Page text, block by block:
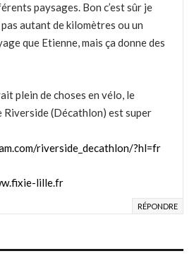
paysages. Bon c’est sûr je
autant de kilomètres ou un
que Etienne, mais ça donne des
plein de choses en vélo, le
Riverside (Décathlon) est super
riverside_decathlon/?hl=fr
lille.fr
RÉPONDRE